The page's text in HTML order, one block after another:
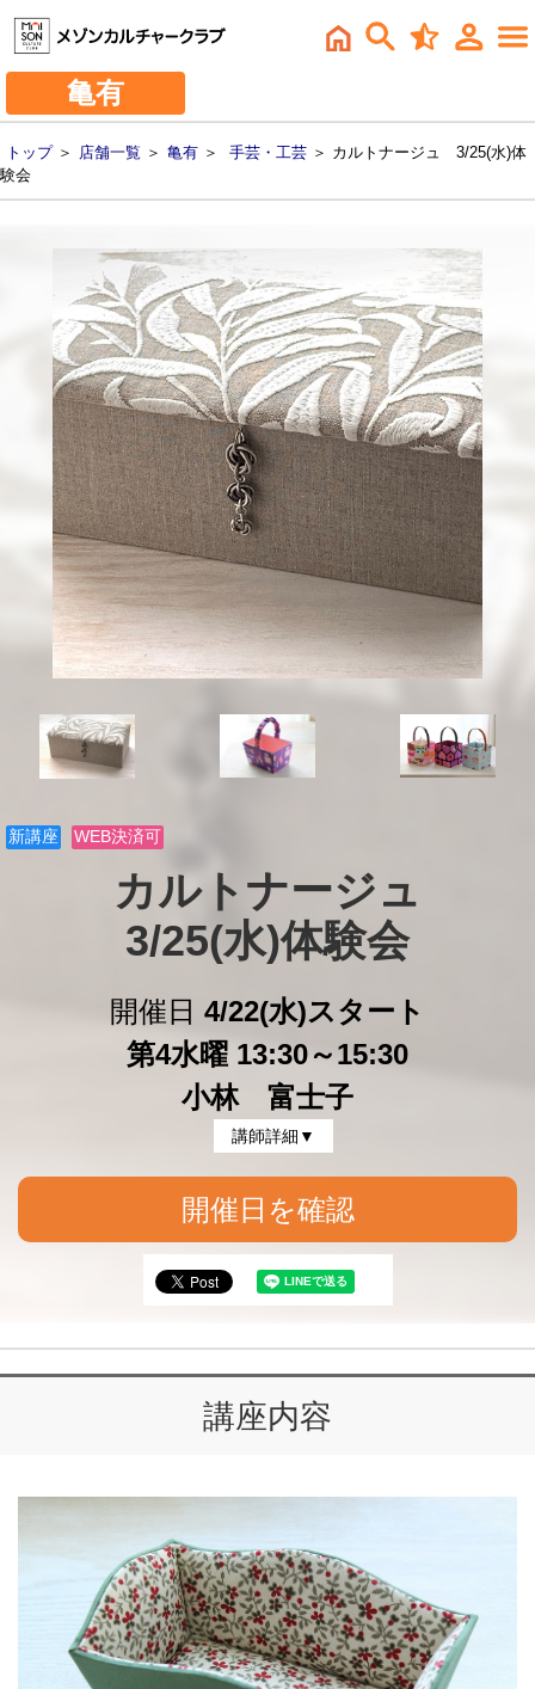
亀有
トップ＞ 店舗一覧 ＞ 亀有 ＞ 手芸・工芸 ＞ カルトナージュ 3/25(水)体
験会
新講座 WEB決済可
カルトナージュ
3/25(水)体験会
開催日 4/22(水)スタート
第4水曜 13:30～15:30
小林 富士子
講師詳細▼
開催日を確認
講座内容